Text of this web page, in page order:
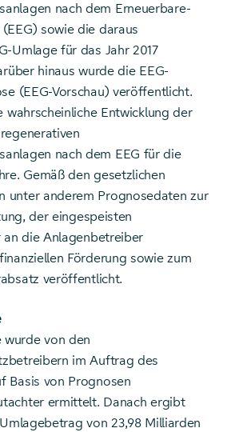
nach dem Erneuerbare-
sowie die daraus
Umlage für das Jahr 2017
hinaus wurde die EEG-
(EEG-Vorschau) veröffentlicht.
wahrscheinliche Entwicklung der
nach dem EEG für die
Gemäß den gesetzlichen
unter anderem Prognosedaten zur
der eingespeisten
an die Anlagenbetreiber
Förderung sowie zum
veröffentlicht.
wurde von den
im Auftrag des
Basis von Prognosen
ermittelt. Danach ergibt
von 23,98 Milliarden